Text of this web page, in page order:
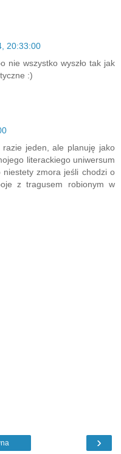
20:33:00
nie wszystko wyszło tak jak
:)
jeden, ale planuję jako
literackiego uniwersum
zmora jeśli chodzi o
z tragusem robionym w
›